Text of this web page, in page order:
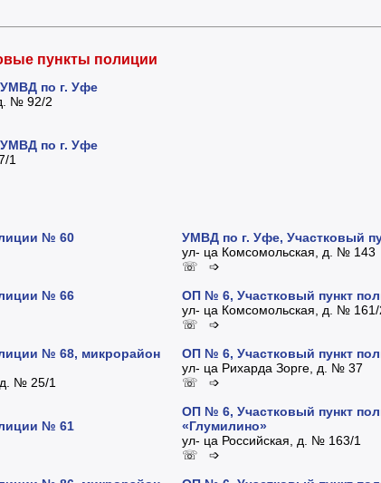
пункты полиции
по г. Уфе
№ 92/2
по г. Уфе
1
№ 60
№ 66
№ 68, микрорайон
№ 25/1
№ 61
УМВД по г. Уфе, Участковый
ул- ца Комсомольская, д. № 143
☏ ➩
ОП № 6, Участковый пункт
ул- ца Комсомольская, д. № 161/
☏ ➩
ОП № 6, Участковый пункт
ул- ца Рихарда Зорге, д. № 37
☏ ➩
ОП № 6, Участковый пункт
«Глумилино»
ул- ца Российская, д. № 163/1
☏ ➩